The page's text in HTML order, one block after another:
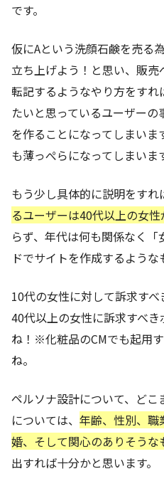
です。
仮にAという洗顔石鹸を売る
立ち上げよう！と思い、販
転記するようなやり方をす
たいと思っているユーザー
を作ることになってしまい
も薄っぺらになってしまいま
もう少し具体的に説明をすれ
るユーザーは40代以上の女
らず、年代は何も関係なく
ドでサイトを作成するような
10代の女性に対して訴求すべ
40代以上の女性に訴求すべ
ね！※化粧品のCMでも起用
ね。
ペルソナ設計について、どこ
については、 年齢、性別、職
婚、そして関心のありそうな
出すれば十分かと思います。